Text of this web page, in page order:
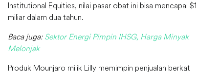
Institutional Equities, nilai pasar obat ini bisa mencapai $1
miliar dalam dua tahun.
Baca juga: Sektor Energi Pimpin IHSG, Harga Minyak
Melonjak
Produk Mounjaro milik Lilly memimpin penjualan berkat